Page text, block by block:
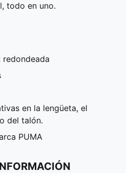
todo en uno.
en la lengüeta, el
del talón.
PUMA